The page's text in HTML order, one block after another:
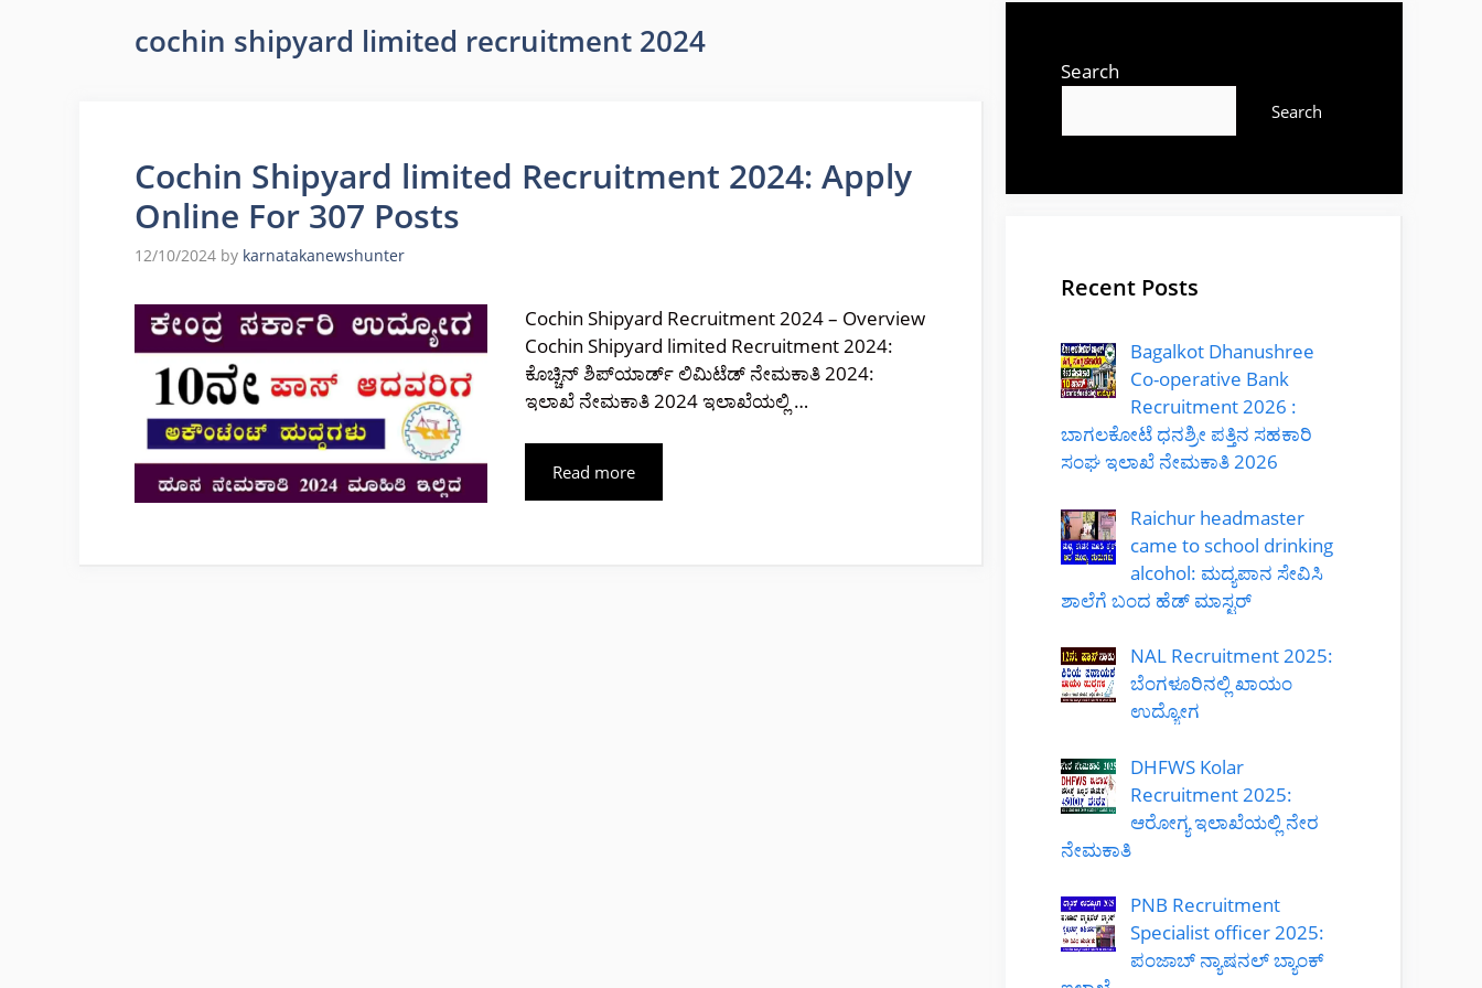
cochin shipyard limited recruitment 2024
Cochin Shipyard limited Recruitment 2024: Apply
Online For 307 Posts
12/10/2024 by karnatakanewshunter
Cochin Shipyard Recruitment 2024 – Overview
Cochin Shipyard limited Recruitment 2024:
ಕೊಚ್ಚಿನ್ ಶಿಪ್‌ಯಾರ್ಡ್ ಲಿಮಿಟೆಡ್ ನೇಮಕಾತಿ 2024:
ಇಲಾಖೆ ನೇಮಕಾತಿ 2024 ಇಲಾಖೆಯಲ್ಲಿ …
Read more
Search
Search
Recent Posts
Bagalkot Dhanushree
Co-operative Bank
Recruitment 2026 :
ಬಾಗಲಕೋಟೆ ಧನಶ್ರೀ ಪತ್ತಿನ ಸಹಕಾರಿ
ಸಂಘ ಇಲಾಖೆ ನೇಮಕಾತಿ 2026
Raichur headmaster
came to school drinking
alcohol: ಮದ್ಯಪಾನ ಸೇವಿಸಿ
ಶಾಲೆಗೆ ಬಂದ ಹೆಡ್ ಮಾಸ್ಟರ್
NAL Recruitment 2025:
ಬೆಂಗಳೂರಿನಲ್ಲಿ ಖಾಯಂ
ಉದ್ಯೋಗ
DHFWS Kolar
Recruitment 2025:
ಆರೋಗ್ಯ ಇಲಾಖೆಯಲ್ಲಿ ನೇರ
ನೇಮಕಾತಿ
PNB Recruitment
Specialist officer 2025:
ಪಂಜಾಬ್ ನ್ಯಾಷನಲ್ ಬ್ಯಾಂಕ್